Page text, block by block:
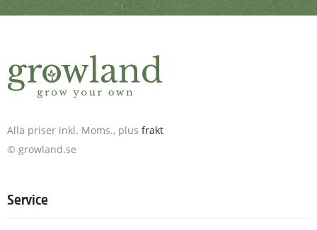
Alla priser inkl. Moms., plus frakt
© growland.se
Service